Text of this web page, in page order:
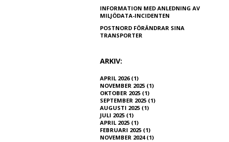
INFORMATION MED ANLEDNING AV
MILJÖDATA-INCIDENTEN
POSTNORD FÖRÄNDRAR SINA
TRANSPORTER
ARKIV:
APRIL 2026 (1)
NOVEMBER 2025 (1)
OKTOBER 2025 (1)
SEPTEMBER 2025 (1)
AUGUSTI 2025 (1)
JULI 2025 (1)
APRIL 2025 (1)
FEBRUARI 2025 (1)
NOVEMBER 2024 (1)